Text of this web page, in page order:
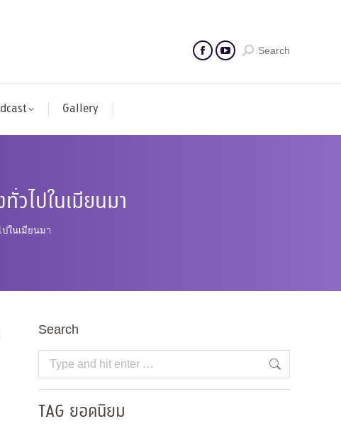
Search
Gallery
วไปในเมียนมา
ปในเมียนมา
Search
Search:
TAG ยอดนิยม